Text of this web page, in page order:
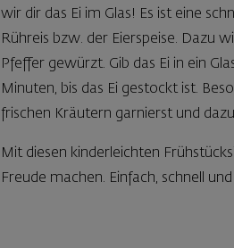
wir dir das Ei im Glas! Es ist eine
Rühreis bzw. der Eierspeise. Dazu
Pfeffer gewürzt. Gib das Ei in ein
Minuten, bis das Ei gestockt ist.
frischen Kräutern garnierst und
Mit diesen kinderleichten
Freude machen. Einfach, schnell